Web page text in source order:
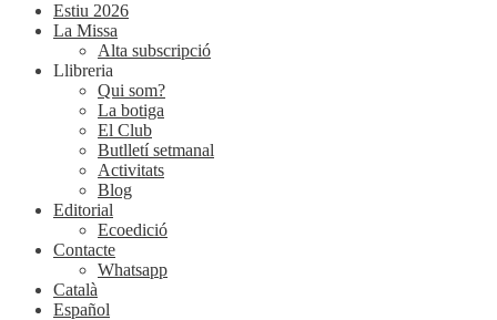
Estiu 2026
La Missa
Alta subscripció
Llibreria
Qui som?
La botiga
El Club
Butlletí setmanal
Activitats
Blog
Editorial
Ecoedició
Contacte
Whatsapp
Català
Español